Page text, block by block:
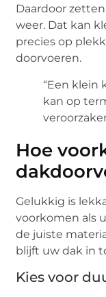
Daardoor
weer. Dat kan
precies op
doorvoeren.
“Een klein
kan op
Hoe
Gelukkig is
voorkomen als
de juiste
blijft uw dak in
Kies voor